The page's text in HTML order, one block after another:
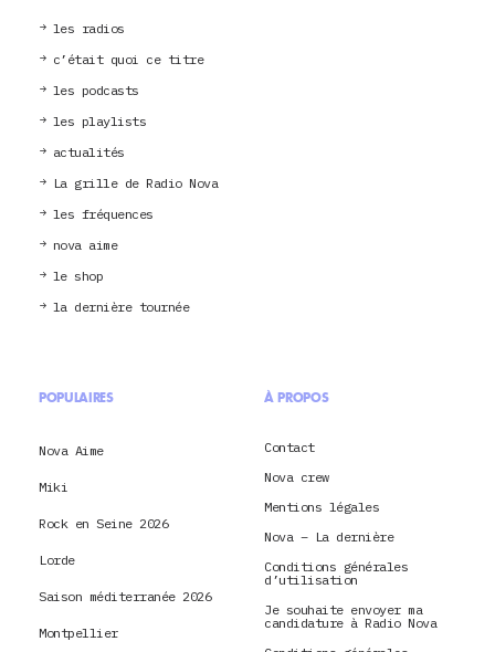
les radios
c’était quoi ce titre
les podcasts
les playlists
actualités
La grille de Radio Nova
les fréquences
nova aime
le shop
la dernière tournée
POPULAIRES
Nova Aime
Miki
Rock en Seine 2026
Lorde
Saison méditerranée 2026
Montpellier
À PROPOS
Contact
Nova crew
Mentions légales
Nova – La dernière
Conditions générales
d’utilisation
Je souhaite envoyer ma
candidature à Radio Nova